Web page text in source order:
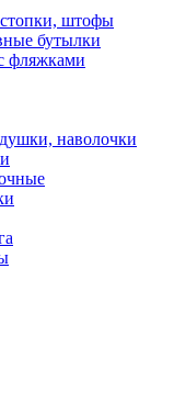
штофы
бутылки
фляжками
наволочки